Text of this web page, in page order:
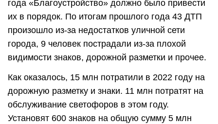
года «Благоустройство» должно было привести
их в порядок. По итогам прошлого года 43 ДТП
произошло из-за недостатков уличной сети
города, 9 человек пострадали из-за плохой
видимости знаков, дорожной разметки и прочее.
Как оказалось, 15 млн потратили в 2022 году на
дорожную разметку и знаки. 11 млн потратят на
обслуживание светофоров в этом году.
Установят 600 знаков на общую сумму 5 млн